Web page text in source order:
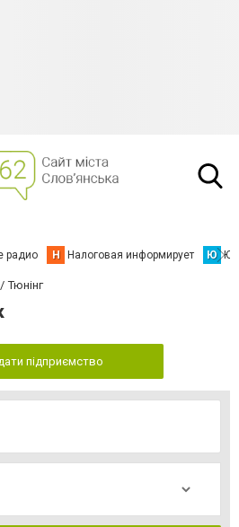
радио Н Налоговая информирует Ю
Тюнінг
підприємство